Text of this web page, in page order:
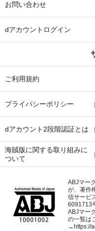
お問い合わせ
dアカウントログイン
ご利用規約
プライバシーポリシー
dアカウント2段階認証とは
海賊版に関する取り組みに
ついて
ABJマー
が、著作
信サービ
6091713
ABJマー
の一覧は
→ https://